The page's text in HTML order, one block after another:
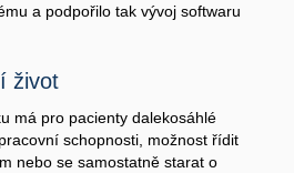
a podpořilo tak vývoj softwaru
život
má pro pacienty dalekosáhlé
schopnosti, možnost řídit
nebo se samostatně starat o